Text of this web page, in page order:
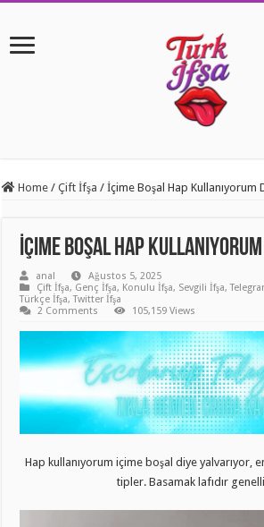
Home / Çift İfşa / İçime Boşal Hap Kullanıyorum
İçime Boşal Hap
anal
Ağustos 5, 2025
Çift İfşa, Genç İfşa, Konulu İfşa, Sevgili İfşa,
Türkçe İfşa,Twitter İfşa
2 Comments
105,159 Views
Hap kullanıyorum içime boşal diye yalvarıyor,
tipler. Basamak lafıdır